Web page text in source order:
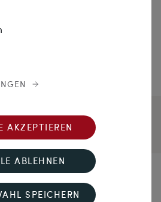
der Antike
AKZEPTIEREN
ABLEHNEN
SPEICHERN